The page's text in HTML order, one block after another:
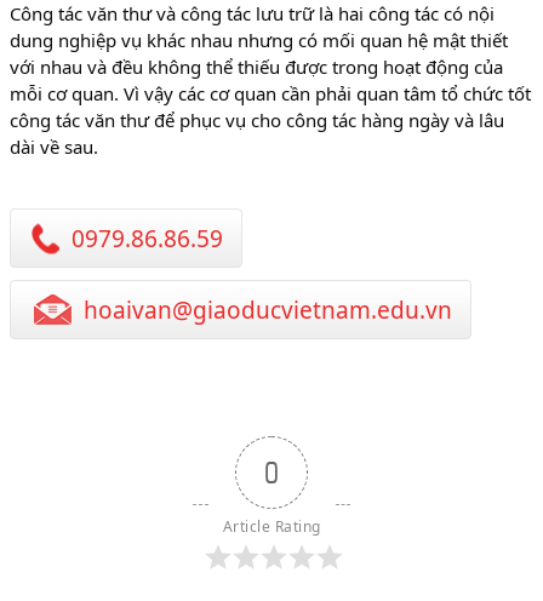
Công tác văn thư và công tác lưu trữ là hai công tác có nội
dung nghiệp vụ khác nhau nhưng có mối quan hệ mật thiết
với nhau và đều không thể thiếu được trong hoạt động của
mỗi cơ quan. Vì vậy các cơ quan cần phải quan tâm tổ chức tốt
công tác văn thư để phục vụ cho công tác hàng ngày và lâu
dài về sau.
0979.86.86.59
hoaivan@giaoducvietnam.edu.vn
0
Article Rating